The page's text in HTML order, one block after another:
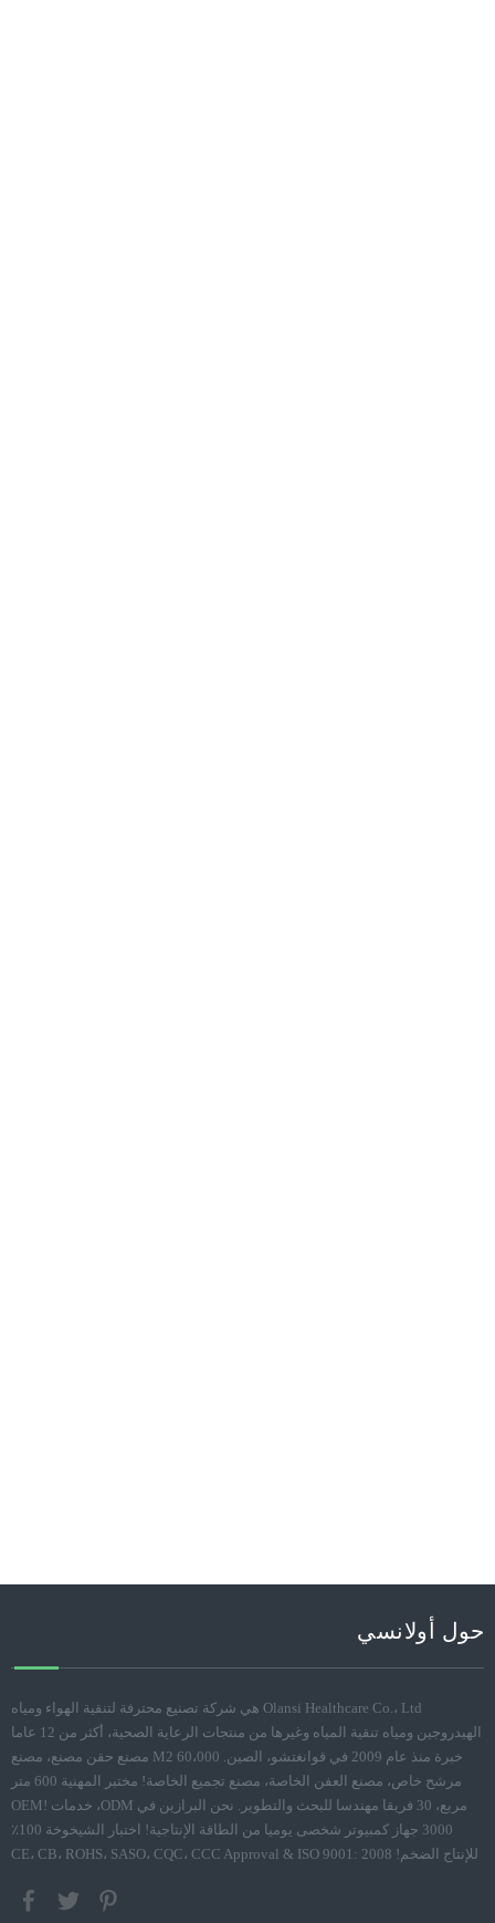
حول أولانسي
Olansi Healthcare Co.، Ltd هي شركة تصنيع محترفة لتنقية الهواء ومياه
الهيدروجين ومياه تنقية المياه وغيرها من منتجات الرعاية الصحية، أكثر من 12 عاما
خبرة منذ عام 2009 في قوانغتشو، الصين. 60،000 M2 مصنع حقن مصنع، مصنع
مرشح خاص، مصنع العفن الخاصة، مصنع تجميع الخاصة! مختبر المهنية 600 متر
مربع، 30 فريقا مهندسا للبحث والتطوير. نحن البرازين في ODM، خدمات OEM!
3000 جهاز كمبيوتر شخصى يوميا من الطاقة الإنتاجية! اختبار الشيخوخة 100٪
للإنتاج الضخم! CE، CB، ROHS، SASO، CQC، CCC Approval & ISO 9001: 2008